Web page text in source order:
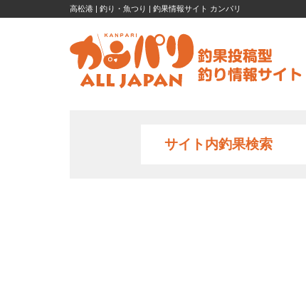
高松港 | 釣り・魚つり | 釣果情報サイト カンパリ
サイト内釣果検索